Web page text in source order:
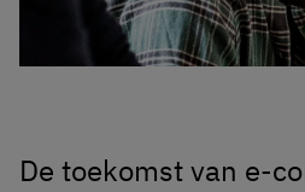
De toekomst van e-